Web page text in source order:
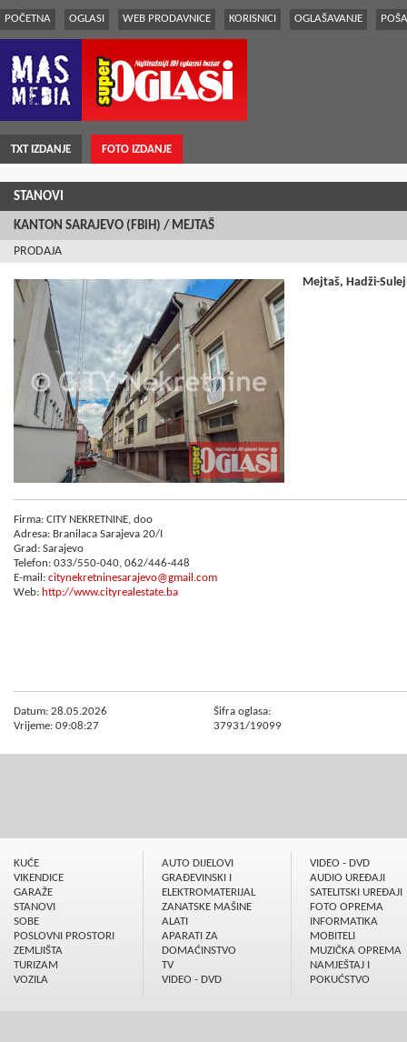
POČETNA OGLASI WEB PRODAVNICE KORISNICI OGLAŠAVANJE
TXT IZDANJE FOTO IZDANJE
STANOVI
KANTON SARAJEVO (FBiH) / MEJTAŠ
PRODAJA
Mejtaš, Hadži-
Firma: CITY NEKRETNINE, doo
Adresa: Branilaca Sarajeva 20/I
Grad: Sarajevo
Telefon: 033/550-040, 062/446-448
E-mail: citynekretninesarajevo@gmail.com
Web: http://www.cityrealestate.ba
Datum: 28.05.2026
Vrijeme: 09:08:27
Šifra oglasa:
37931/19099
KUĆE
VIKENDICE
GARAŽE
STANOVI
SOBE
POSLOVNI PROSTORI
ZEMLJIŠTA
TURIZAM
VOZILA
AUTO DIJELOVI
GRAÐEVINSKI I
ELEKTROMATERIJAL
ZANATSKE MAŠINE
ALATI
APARATI ZA
DOMAĆINSTVO
TV
VIDEO - DVD
VIDEO - DVD
AUDIO UREÐAJI
SATELITSKI UREÐAJI
FOTO OPREMA
INFORMATIKA
MOBITELI
MUZIČKA OPREMA
NAMJEŠTAJ I
POKUĆSTVO